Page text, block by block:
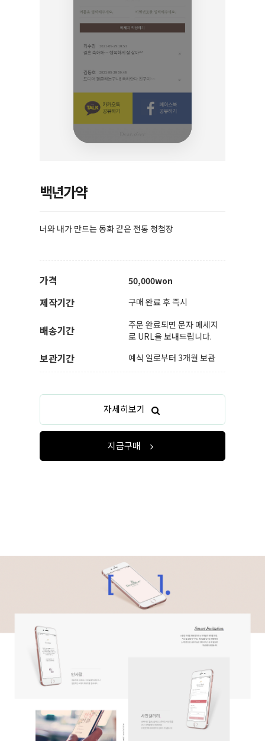
백년가약
너와 내가 만드는 동화 같은 전통 청첩장
가격 50,000won
제작기간 구매 완료 후 즉시
배송기간
주문 완료되면 문자 메세지
로 URL을 보내드립니다.
보관기간 예식 일로부터 3개월 보관
자세히보기
지금구매